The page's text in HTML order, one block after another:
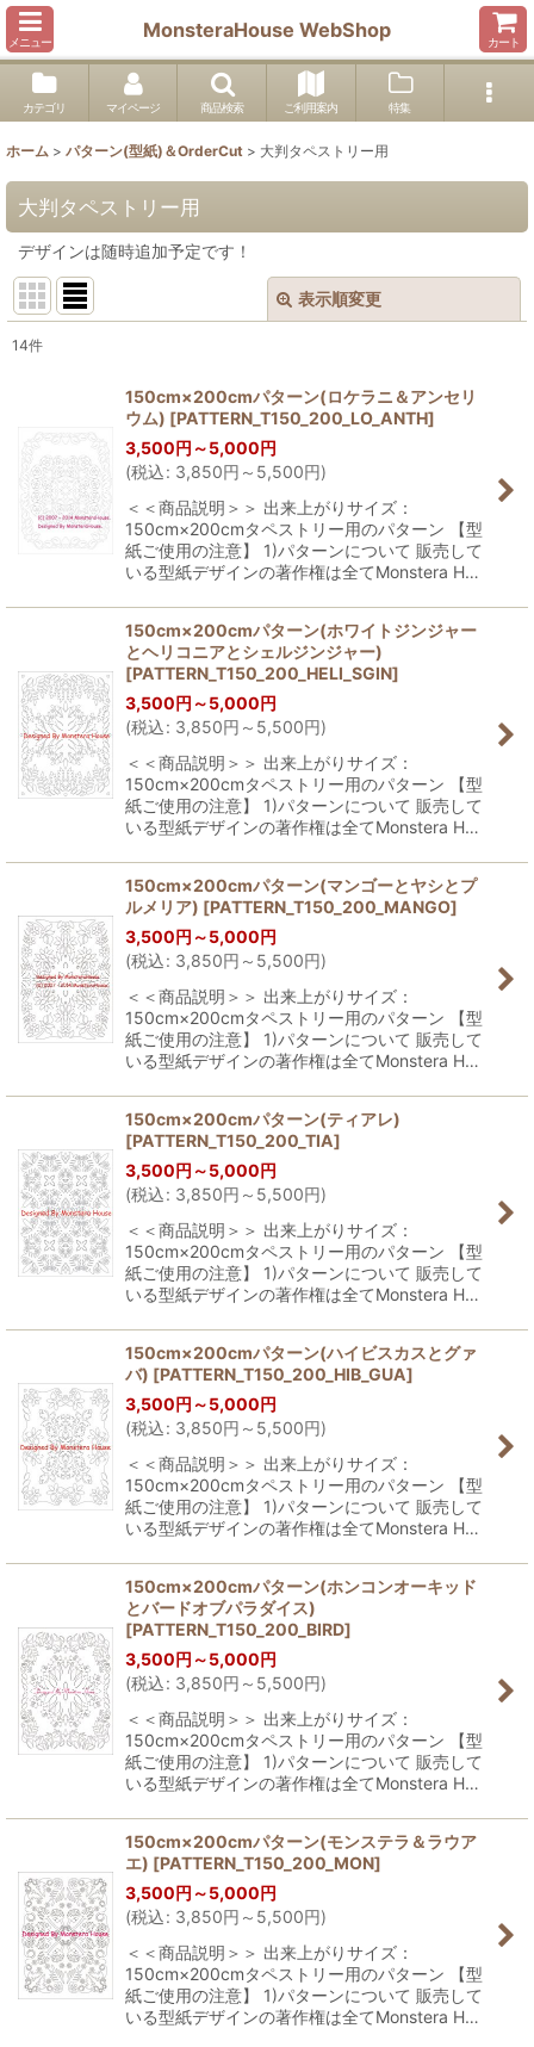
メニュー
MonsteraHouse WebShop
カート
カテゴリ マイページ 商品検索 ご利用案内 特集
ホーム > パターン(型紙)＆OrderCut > 大判タペストリー用
大判タペストリー用
デザインは随時追加予定です！
表示順変更
並び順
絞り込む
14件
150cm×200cmパターン(ロケラニ＆アンセリ
ウム) [PATTERN_T150_200_LO_ANTH]
3,500円 ～5,000円
(税込: 3,850円 ～5,500円)
＜＜商品説明＞＞ 出来上がりサイズ：
150cm×200cmタペストリー用のパターン 【型
紙ご使用の注意】 1)パターンについて 販売して
いる型紙デザインの著作権は全てMonstera H…
150cm×200cmパターン(ホワイトジンジャー
とヘリコニアとシェルジンジャー)
[PATTERN_T150_200_HELI_SGIN]
3,500円 ～5,000円
(税込: 3,850円 ～5,500円)
＜＜商品説明＞＞ 出来上がりサイズ：
150cm×200cmタペストリー用のパターン 【型
紙ご使用の注意】 1)パターンについて 販売して
いる型紙デザインの著作権は全てMonstera H…
150cm×200cmパターン(マンゴーとヤシとプ
ルメリア) [PATTERN_T150_200_MANGO]
3,500円 ～5,000円
(税込: 3,850円 ～5,500円)
＜＜商品説明＞＞ 出来上がりサイズ：
150cm×200cmタペストリー用のパターン 【型
紙ご使用の注意】 1)パターンについて 販売して
いる型紙デザインの著作権は全てMonstera H…
150cm×200cmパターン(ティアレ)
[PATTERN_T150_200_TIA]
3,500円 ～5,000円
(税込: 3,850円 ～5,500円)
＜＜商品説明＞＞ 出来上がりサイズ：
150cm×200cmタペストリー用のパターン 【型
紙ご使用の注意】 1)パターンについて 販売して
いる型紙デザインの著作権は全てMonstera H…
150cm×200cmパターン(ハイビスカスとグァ
バ) [PATTERN_T150_200_HIB_GUA]
3,500円 ～5,000円
(税込: 3,850円 ～5,500円)
＜＜商品説明＞＞ 出来上がりサイズ：
150cm×200cmタペストリー用のパターン 【型
紙ご使用の注意】 1)パターンについて 販売して
いる型紙デザインの著作権は全てMonstera H…
150cm×200cmパターン(ホンコンオーキッド
とバードオブパラダイス)
[PATTERN_T150_200_BIRD]
3,500円 ～5,000円
(税込: 3,850円 ～5,500円)
＜＜商品説明＞＞ 出来上がりサイズ：
150cm×200cmタペストリー用のパターン 【型
紙ご使用の注意】 1)パターンについて 販売して
いる型紙デザインの著作権は全てMonstera H…
150cm×200cmパターン(モンステラ＆ラウア
エ) [PATTERN_T150_200_MON]
3,500円 ～5,000円
(税込: 3,850円 ～5,500円)
＜＜商品説明＞＞ 出来上がりサイズ：
150cm×200cmタペストリー用のパターン 【型
紙ご使用の注意】 1)パターンについて 販売して
いる型紙デザインの著作権は全てMonstera H…